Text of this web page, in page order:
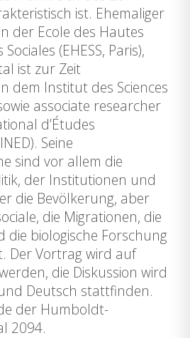
ist. Ehemaliger
der Ecole des Hautes
(EHESS, Paris),
ist zur Zeit
dem Institut des Sciences
associate researcher
d’Études
Seine
sind vor allem die
der Institutionen und
die Bevölkerung, aber
die Migrationen, die
die biologische Forschung
Der Vortrag wird auf
die Diskussion wird
Deutsch stattfinden.
der Humboldt-
2094.